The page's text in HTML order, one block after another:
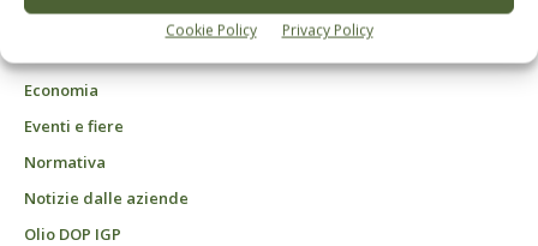
Cookie Policy Privacy Policy
Agrofarmaci – Difesa
Economia
Eventi e fiere
Normativa
Notizie dalle aziende
Olio DOP IGP